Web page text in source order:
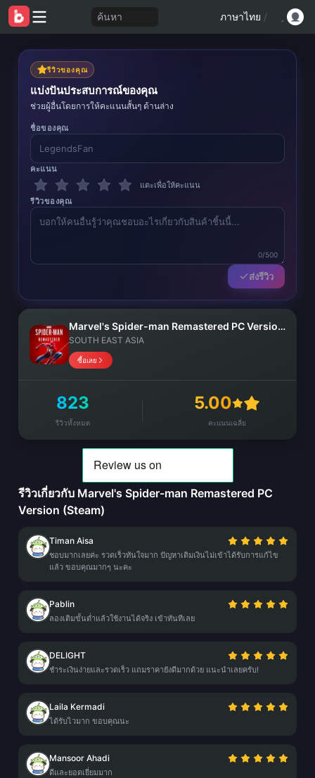
ค้นหา ภาษาไทย /
รีวิวของคุณ
แบ่งปันประสบการณ์ของคุณ
ช่วยผู้อื่นโดยการให้คะแนนสั้นๆ ด้านล่าง
ชื่อของคุณ
คะแนน
แตะเพื่อให้คะแนน
รีวิวของคุณ
0/500
ส่งรีวิว
Marvel's Spider-man Remastered PC Version (Steam)
SOUTH EAST ASIA
ซื้อเลย
823
รีวิวทั้งหมด
5.00
คะแนนเฉลี่ย
รีวิวเกี่ยวกับ Marvel's Spider-man Remastered PC
Version (Steam)
Timan Aisa
ชอบมากเลยค่ะ รวดเร็วทันใจมาก ปัญหาเติมเงินไม่เข้าได้รับการแก้ไข
แล้ว ขอบคุณมากๆ นะคะ
Pablin
ลองเติมขั้นต่ำแล้วใช้งานได้จริง เข้าทันทีเลย
DELIGHT
ชำระเงินง่ายและรวดเร็ว แถมราคายังดีมากด้วย แนะนำเลยครับ!
Laila Kermadi
ได้รับไวมาก ขอบคุณนะ
Mansoor Ahadi
ดีและยอดเยี่ยมมาก